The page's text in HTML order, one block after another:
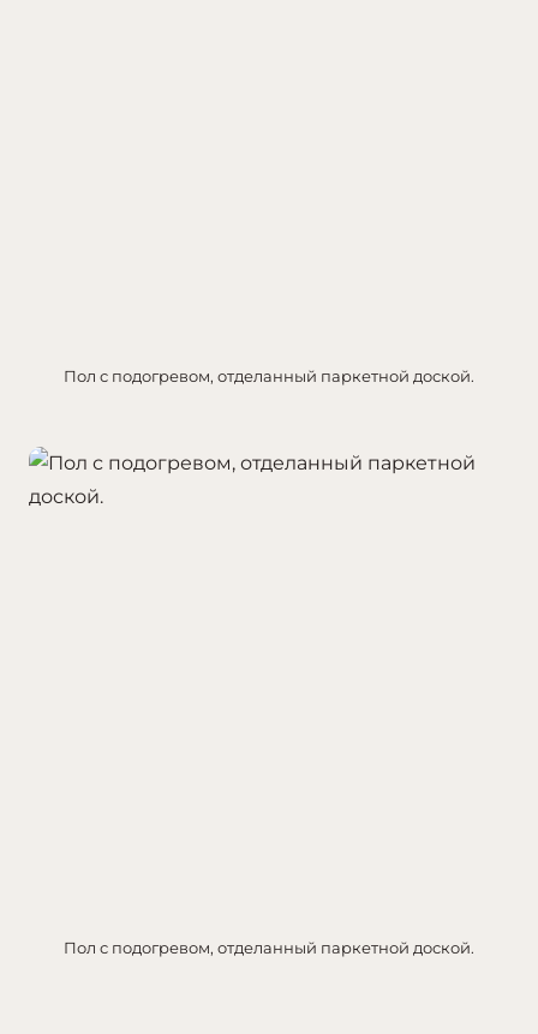
Пол с подогревом, отделанный паркетной доской.
Пол с подогревом, отделанный паркетной доской.